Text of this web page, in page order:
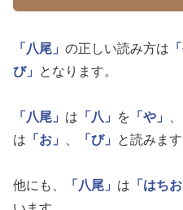
「八尾」 の正しい読み方は
び」
となります。
「八尾」 は 「八」 を 「や」
は 「お」 「び」 と読みます
他にも、 「八尾」 は 「はちお